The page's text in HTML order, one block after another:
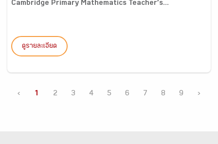
Cambridge Primary Mathematics Teacher’s...
ดูรายละเอียด
‹ 1 2 3 4 5 6 7 8 9 ›